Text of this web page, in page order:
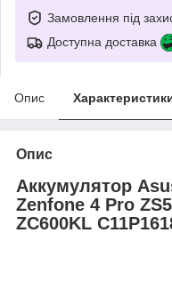
Замовлення під
Доступна доставка
Опис
Опис
Аккумулятор
Zenfone 4 Pro
ZC600KL